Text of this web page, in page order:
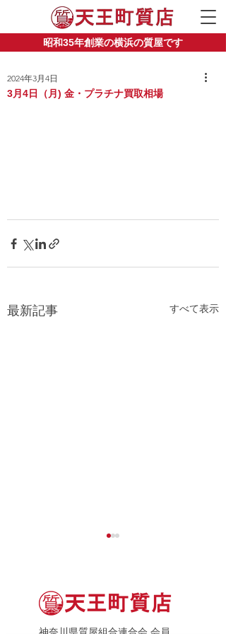
昭和35年創業の横浜の質屋です
3月4日（月) 金・プラチナ買取相場
2024年3月4日
最新記事 すべて表示